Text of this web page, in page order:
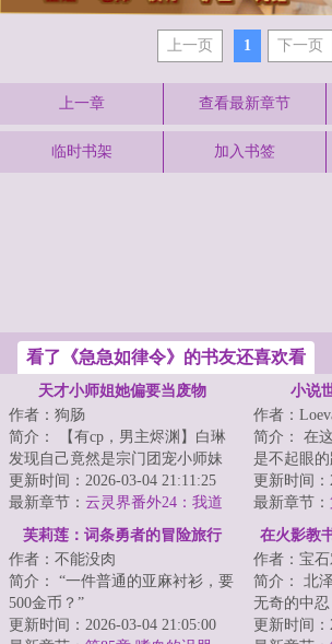
上一页 1 下一页
上一章 查看最新章节
临时书架 加入书签
看了《急急如律令》的书友还喜欢看
天才小师姐她偏要当废物
作者：狗肠
简介： 【有cp，男主烬渊】白琳
发现自己竟然是宗门团宠小师妹
的对照组。
更新时间：2026-03-04 21:11:25
最新章节： 云灵界番外24：我道
侣不爱我了
小说
作者：
简介： 在
是不起眼
们的爱恨
重来路...
更新时间：
最新章节：
现
芙莉莲：词条勇者的冒险旅行
作者：不能没肉
简介： “一件普通的亚麻衬衫，要
500金币？”
更新时间：2026-03-04 21:05:00
在火影教
作者：宝石
简介： 北
无奇的中忍
苟在木叶
更新时间：